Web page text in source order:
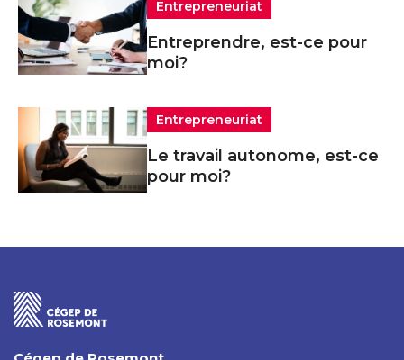
Entrepreneuriat
Entreprendre, est-ce pour
moi?
Entrepreneuriat
Le travail autonome, est-ce
pour moi?